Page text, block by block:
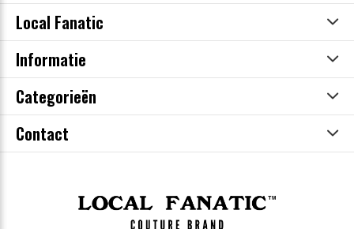
Local Fanatic
Informatie
Categorieën
Contact